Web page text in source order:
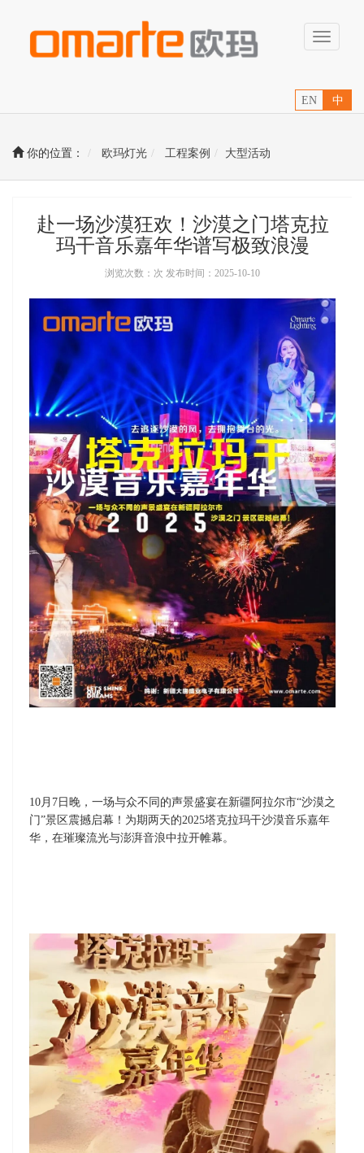
Toggle
EN 中
你的位置： 欧玛灯光 工程案例 大型活动
赴一场沙漠狂欢！沙漠之门塔克拉
玛干音乐嘉年华谱写极致浪漫
浏览次数：次 发布时间：2025-10-10
10 月 7 日晚，一场与众不同的声景盛宴在新疆阿拉尔市“沙漠之
门”景区震撼启幕！为期两天的2025塔克拉玛干沙漠音乐嘉年
华，在璀璨流光与澎湃音浪中拉开帷幕。